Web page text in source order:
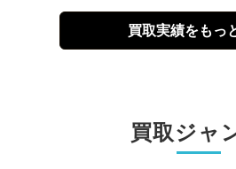
買取実績をもっ
買取ジャ